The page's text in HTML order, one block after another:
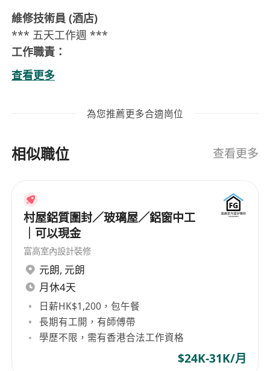
維修技術員 (酒店)
*** 五天工作週 ***
工作職責：
l日常維修及保養
施的日常檢查、維修及保養工作。
木工及油漆等相關工程。
作及安全。
素。
l紀律與安全：保持機房、工具及工程物料整齊，
並遵守安全規定。
職位要求：
學歷及經驗：中學程度或以上，具備 1–3 年酒店
或物業維修經驗為佳。
專業資格：持有 電工 A 牌獲優先考慮
技能：懂電器維修、冷凝空調系統維護，具備獨
立工作能力及責任心。
工作安排：需接受輪班及輪休安排。
查看更多
為您推薦更多合適崗位
相似職位 查看更多
村屋鋁質圍封／玻璃屋／鋁窗中工
｜可以現金
富高室內設計裝修
元朗, 元朗
月休4天
日薪HK$1,200，包午餐
長期有工開，有師傅帶
學歷不限，需有香港合法工作資格
$24K-31K/月